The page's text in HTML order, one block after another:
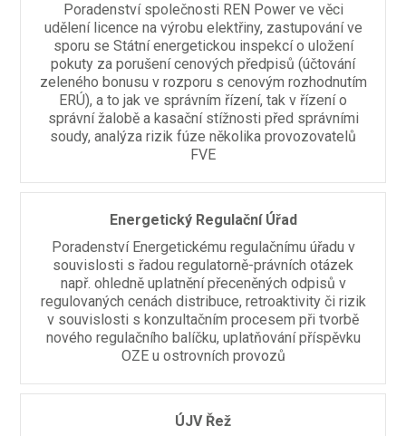
Poradenství společnosti REN Power ve věci
udělení licence na výrobu elektřiny, zastupování ve
sporu se Státní energetickou inspekcí o uložení
pokuty za porušení cenových předpisů (účtování
zeleného bonusu v rozporu s cenovým rozhodnutím
ERÚ), a to jak ve správním řízení, tak v řízení o
správní žalobě a kasační stížnosti před správními
soudy, analýza rizik fúze několika provozovatelů
FVE
Energetický Regulační Úřad
Poradenství Energetickému regulačnímu úřadu v
souvislosti s řadou regulatorně-právních otázek
např. ohledně uplatnění přeceněných odpisů v
regulovaných cenách distribuce, retroaktivity či rizik
v souvislosti s konzultačním procesem při tvorbě
nového regulačního balíčku, uplatňování příspěvku
OZE u ostrovních provozů
ÚJV Řež